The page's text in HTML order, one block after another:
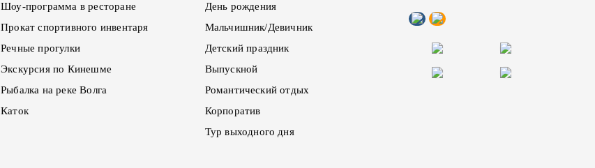
Шоу-программа в ресторане
Прокат спортивного инвентаря
Речные прогулки
Экскурсия по Кинешме
Рыбалка на реке Волга
Каток
День рождения
Мальчишник/Девичник
Детский праздник
Выпускной
Романтический отдых
Корпоратив
Тур выходного дня